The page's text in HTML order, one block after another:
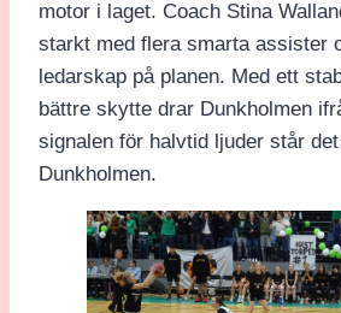
motor i laget. Coach Stina
starkt med flera smarta assister
ledarskap på planen. Med ett
bättre skytte drar Dunkholmen
signalen för halvtid ljuder står
Dunkholmen.